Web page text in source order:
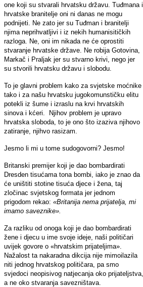
one koji su stvarali hrvatsku državu. Tuđmana i
hrvatske branitelje oni ni danas ne mogu
podnijeti. Ne zato jer su Tuđman i branitelji
njima neprihvatljivi i iz nekih humanisitičkih
razloga. Ne, oni im nikada ne će oprostiti
stvaranje hrvatske države. Ne robija Gotovina,
Markač i Praljak jer su stvarno krivi, nego jer
su stvorili hrvatsku državu i slobodu.
To je glavni problem kako za svjetske moćnike
tako i za našu hrvatsku jugokomunstičku elitu
potekli iz šume i izraslu na krvi hrvatskih
sinova i kćeri. Njihov problem je upravo
hrvatska sloboda, to je ono što izaziva njihovo
zatiranje, njihvo rasizam.
Jesmo li mi u tome sudogovorni? Jesmo!
Britanski premijer koji je dao bombardirati
Dresden tisućama tona bombi, iako je znao da
će uništiti stotine tisuća djece i žena, taj
zločinac svjetskog formata jer jednom
prigodom rekao: «Britanija nema prijatelja, mi
imamo saveznike».
Za razliku od onoga koji je dao bombardirati
žene i djecu u ime svoje ideje, naši političari
uvijek govore o «hrvatskim prijateljima».
Nažalost ta nakaradna dikcija nije mimoilazila
niti jednog hrvatskog političara, pa smo
svjedoci neopisivog natjecanja oko prijateljstva,
a ne oko stvaranja savezništava.